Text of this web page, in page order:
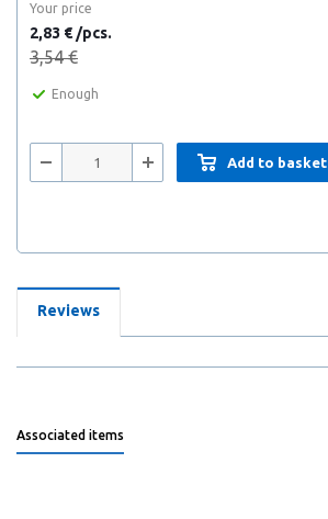
Your price
2,83 € /pcs.
3,54 €
Enough
Add to basket
Reviews
Associated items